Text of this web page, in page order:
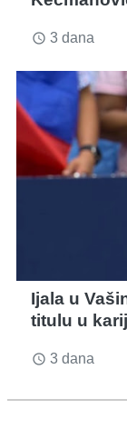
access_time 3 dana
Ijala u
titulu u
access_time 3 dana